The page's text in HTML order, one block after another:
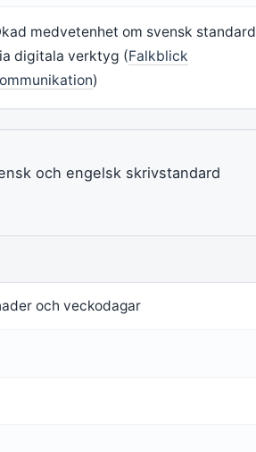
medvetenhet om svensk standard
digitala verktyg (Falkblick
)
och engelsk skrivstandard
och veckodagar